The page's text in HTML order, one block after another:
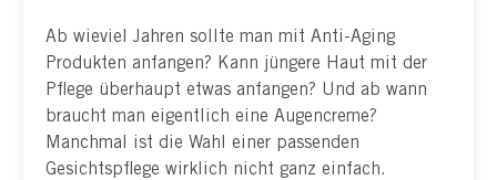
Ab wieviel Jahren sollte man mit Anti-Aging
Produkten anfangen? Kann jüngere Haut mit der
Pflege überhaupt etwas anfangen? Und ab wann
braucht man eigentlich eine Augencreme?
Manchmal ist die Wahl einer passenden
Gesichtspflege wirklich nicht ganz einfach.